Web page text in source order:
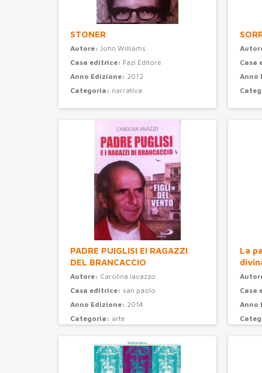
STONER
Autore: John Williams
Casa editrice: Fazi Editore
Anno Edizione: 2012
Categoria: narrativa
Casa
Anno
PADRE PUIGLISI EI RAGAZZI
DEL BRANCACCIO
Autore: Carolina Iavazzo
Casa editrice: san paolo
Anno Edizione: 2014
Categoria: arte
La
Casa
Anno